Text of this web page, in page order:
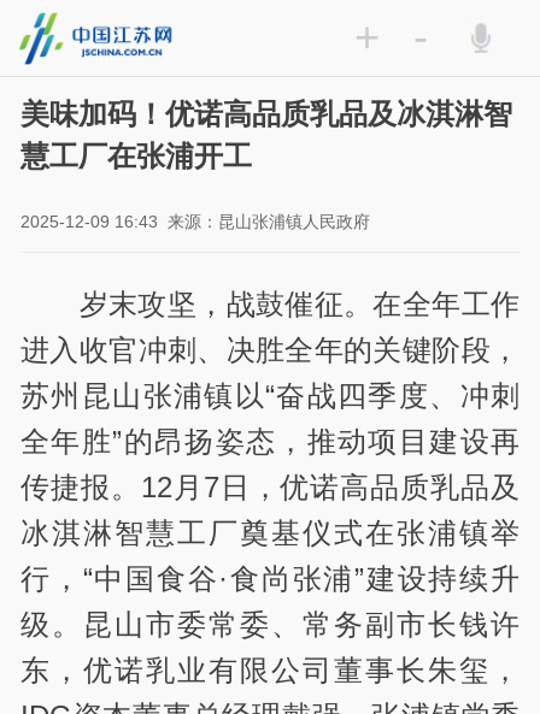
+ -
美味加码！优诺高品质乳品及冰淇淋智
慧工厂在张浦开工
2025-12-09 16:43 来源：昆山张浦镇人民政府
岁末攻坚，战鼓催征。在全年工作
进入收官冲刺、决胜全年的关键阶段，
苏州昆山张浦镇以“奋战四季度、冲刺
全年胜”的昂扬姿态，推动项目建设再
传捷报。12月7日，优诺高品质乳品及
冰淇淋智慧工厂奠基仪式在张浦镇举
行，“中国食谷·食尚张浦”建设持续升
级。昆山市委常委、常务副市长钱许
东，优诺乳业有限公司董事长朱玺，